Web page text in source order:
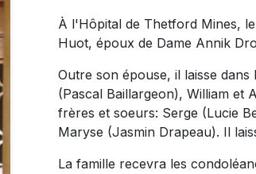
À l'Hôpital de Thetford Mines, le
Huot, époux de Dame Annik
Outre son épouse, il laisse
(Pascal Baillargeon), William et
frères et soeurs: Serge (Lucie
Maryse (Jasmin Drapeau). Il
La famille recevra les